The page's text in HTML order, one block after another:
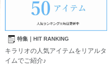
特集｜HIT RANKING
キラリオの人気アイテムをリアルタ
イムでご紹介♪